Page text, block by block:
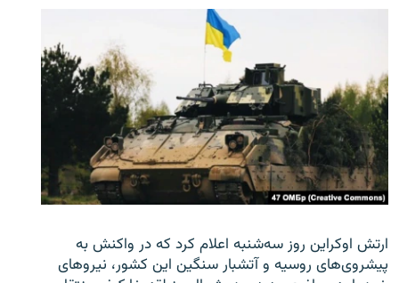
ارتش اوکراین روز سه‌شنبه اعلام کرد که در واکنش به
پیشروی‌های روسیه و آتشبار سنگین این کشور، نیروهای